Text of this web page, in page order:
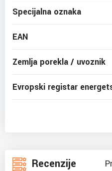
Specijalna oznaka
EAN
Zemlja porekla / uvoznik
Evropski registar
Recenzije